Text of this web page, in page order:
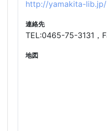
http://yamakita-lib.jp/
連絡先
TEL:0465-75-3131，
地図